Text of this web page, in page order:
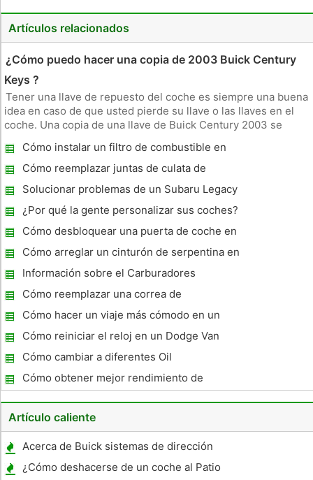
Artículos relacionados
¿Cómo puedo hacer una copia de 2003 Buick Century
Keys ?
Tener una llave de repuesto del coche es siempre una buena
idea en caso de que usted pierde su llave o las llaves en el
coche. Una copia de una llave de Buick Century 2003 se
o centro de servicio. La clave requiere un transpondedor
integrado
Cómo instalar un filtro de combustible en
un acuerdo de 96
Cómo reemplazar juntas de culata de
Mitsubishi
Solucionar problemas de un Subaru Legacy
1993
¿Por qué la gente personalizar sus coches?
Cómo desbloquear una puerta de coche en
un Honda Civic
Cómo arreglar un cinturón de serpentina en
un Malibu 1998
Información sobre el Carburadores
sobrealimentador
Cómo reemplazar una correa de
distribución en un Sebring 1996
Cómo hacer un viaje más cómodo en un
Subaru Outback
Cómo reiniciar el reloj en un Dodge Van
1992
Cómo cambiar a diferentes Oil
Cómo obtener mejor rendimiento de
combustible en un Jeep Wrangler
Artículo caliente
Acerca de Buick sistemas de dirección
¿Cómo deshacerse de un coche al Patio